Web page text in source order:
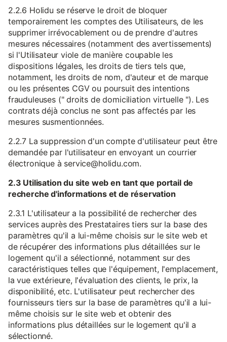
2.2.6 Holidu se réserve le droit de bloquer
temporairement les comptes des Utilisateurs, de les
supprimer irrévocablement ou de prendre d'autres
mesures nécessaires (notamment des avertissements)
si l'Utilisateur viole de manière coupable les
dispositions légales, les droits de tiers tels que,
notamment, les droits de nom, d'auteur et de marque
ou les présentes CGV ou poursuit des intentions
frauduleuses (" droits de domiciliation virtuelle "). Les
contrats déjà conclus ne sont pas affectés par les
mesures susmentionnées.
2.2.7 La suppression d'un compte d'utilisateur peut être
demandée par l'utilisateur en envoyant un courrier
électronique à service@holidu.com.
2.3 Utilisation du site web en tant que portail de
recherche d'informations et de réservation
2.3.1 L'utilisateur a la possibilité de rechercher des
services auprès des Prestataires tiers sur la base des
paramètres qu'il a lui-même choisis sur le site web et
de récupérer des informations plus détaillées sur le
logement qu'il a sélectionné, notamment sur des
caractéristiques telles que l'équipement, l'emplacement,
la vue extérieure, l'évaluation des clients, le prix, la
disponibilité, etc. L'utilisateur peut rechercher des
fournisseurs tiers sur la base de paramètres qu'il a lui-
même choisis sur le site web et obtenir des
informations plus détaillées sur le logement qu'il a
sélectionné.